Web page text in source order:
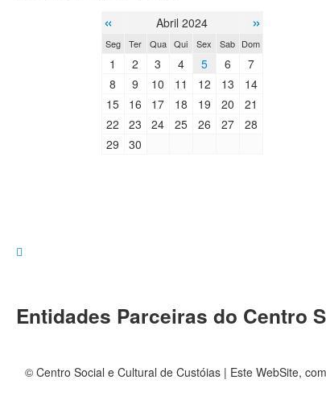
« Abril 2024 »
Seg Ter Qua Qui Sex Sab Dom
1 2 3 4 5 6
7
8
9 10 11 12 13
14
15
16 17 18 19 20
21
22
23 24 25 26 27
28
29
30
Entidades Parceiras do Centro
© Centro Social e Cultural de Custóias | Este WebSite,